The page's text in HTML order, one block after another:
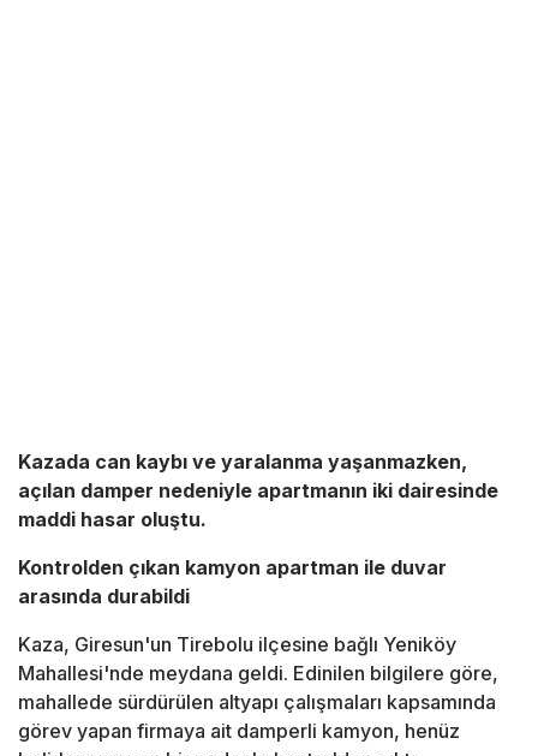
Kazada can kaybı ve yaralanma yaşanmazken,
açılan damper nedeniyle apartmanın iki dairesinde
maddi hasar oluştu.
Kontrolden çıkan kamyon apartman ile duvar
arasında durabildi
Kaza, Giresun'un Tirebolu ilçesine bağlı Yeniköy
Mahallesi'nde meydana geldi. Edinilen bilgilere göre,
mahallede sürdürülen altyapı çalışmaları kapsamında
görev yapan firmaya ait damperli kamyon, henüz